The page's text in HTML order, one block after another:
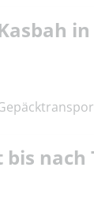
bis